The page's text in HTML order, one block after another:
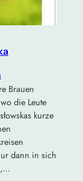
Brauen
die Leute
kurze
dann in sich